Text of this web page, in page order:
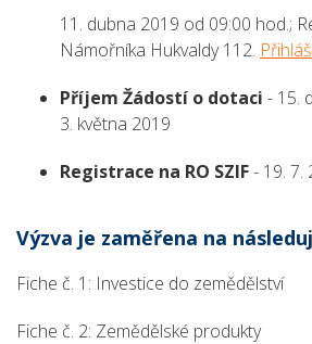
11. dubna 2019 od 09:00 hod.;
Námořníka Hukvaldy 112.
Příjem Žádostí o dotaci - 15.
3. května 2019
Registrace na RO SZIF- 19. 7.
Výzva je zaměřena na
Fiche č. 1: Investice do zemědělství
Fiche č. 2: Zemědělské produkty